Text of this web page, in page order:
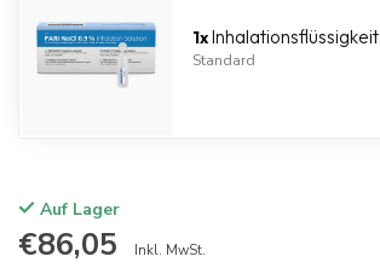
1xInhalationsflüssigkeit
Standard
Auf Lager
€86,05 Inkl. MwSt.